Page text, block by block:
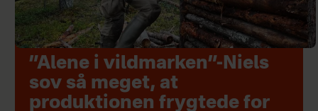
”Alene i vildmarken”-Niels
sov så meget, at
produktionen frygtede for